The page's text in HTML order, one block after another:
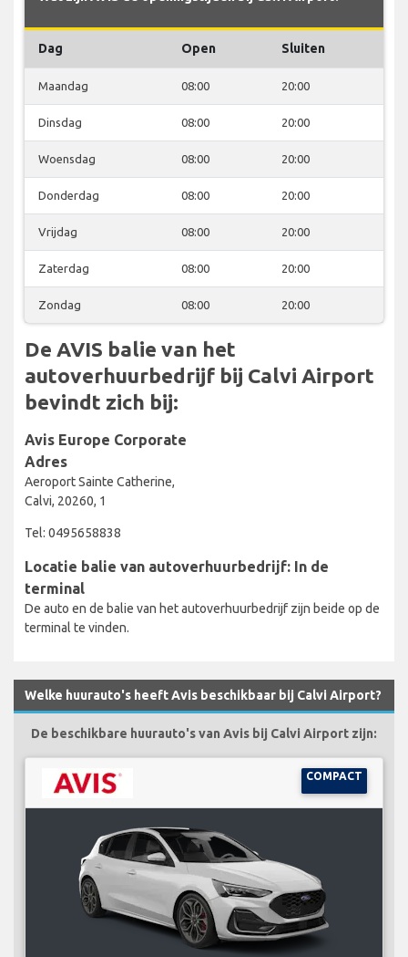
Dag Open Sluiten
Maandag 08:00 20:00
Dinsdag 08:00 20:00
Woensdag 08:00 20:00
Donderdag 08:00 20:00
Vrijdag 08:00 20:00
Zaterdag 08:00 20:00
Zondag 08:00 20:00
De AVIS balie van het
autoverhuurbedrijf bij Calvi Airport
bevindt zich bij:
Avis Europe Corporate
Adres
Aeroport Sainte Catherine,
Calvi, 20260, 1
Tel: 0495658838
Locatie balie van autoverhuurbedrijf: In de
terminal
De auto en de balie van het autoverhuurbedrijf zijn beide op de
terminal te vinden.
Welke huurauto's heeft Avis beschikbaar bij Calvi Airport?
De beschikbare huurauto's van Avis bij Calvi Airport zijn:
COMPACT